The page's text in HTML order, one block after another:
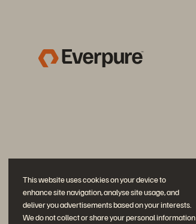
This website uses cookies on your device to
enhance site navigation, analyse site usage, and
deliver you advertisements based on your interests.
We do not collect or share your personal information